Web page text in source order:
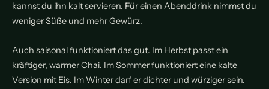
kannst du ihn kalt servieren. Für einen Abenddrink nimmst du
weniger Süße und mehr Gewürz.
Auch saisonal funktioniert das gut. Im Herbst passt ein
kräftiger, warmer Chai. Im Sommer funktioniert eine kalte
Version mit Eis. Im Winter darf er dichter und würziger sein.